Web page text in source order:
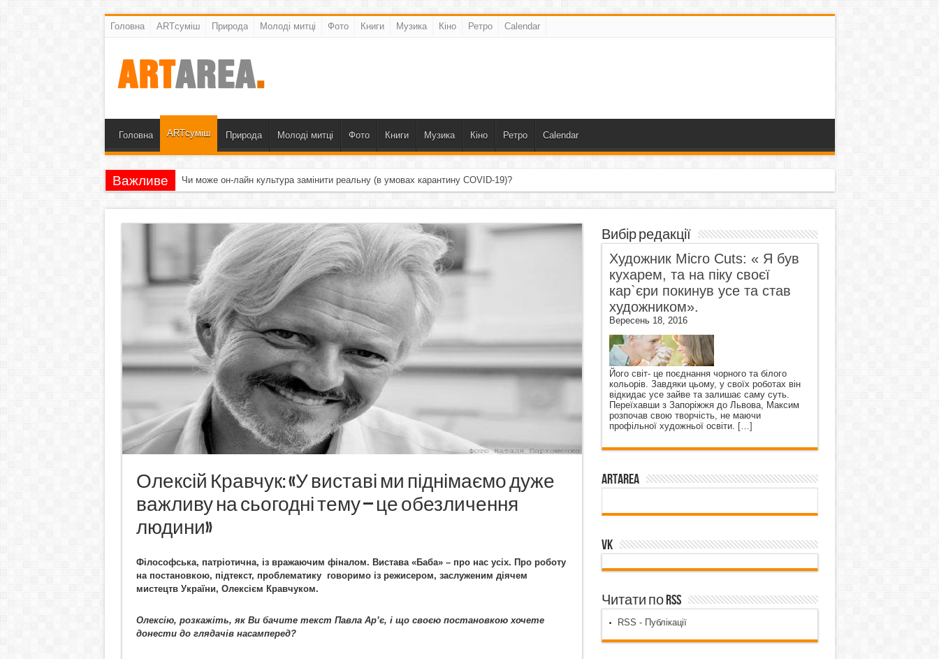
Головна ARTсуміш Природа Молоді митці Фото Книги Музика Кіно Ретро Calendar
Головна ARTсуміш Природа Молоді митці Фото Книги Музика Кіно Ретро Calendar
Важливе Чи може он-лайн культура замінити реальну (в умовах карантину COVID-19)?
Олексій Кравчук: «У виставі ми піднімаємо дуже
важливу на сьогодні тему – це обезличення
людини»
Філософська, патріотична, із вражаючим фіналом. Вистава «Баба» – про нас усіх. Про роботу
на постановкою, підтекст, проблематику говоримо із режисером, заслуженим діячем
мистецтв України, Олексієм Кравчуком.
Олексію, розкажіть, як Ви бачите текст Павла Ар’є, і що своєю постановкою хочете
донести до глядачів насамперед?
Вибір редакції
Художник Micro Cuts: « Я був
кухарем, та на піку своєї
кар`єри покинув усе та став
художником».
Вересень 18, 2016
Його світ- це поєднання чорного та білого
кольорів. Завдяки цьому, у своїх роботах він
відкидає усе зайве та залишає саму суть.
Переїхавши з Запоріжжя до Львова, Максим
розпочав свою творчість, не маючи
профільної художньої освіти. […]
ArtArea
VK
Читати по RSS
RSS - Публікації